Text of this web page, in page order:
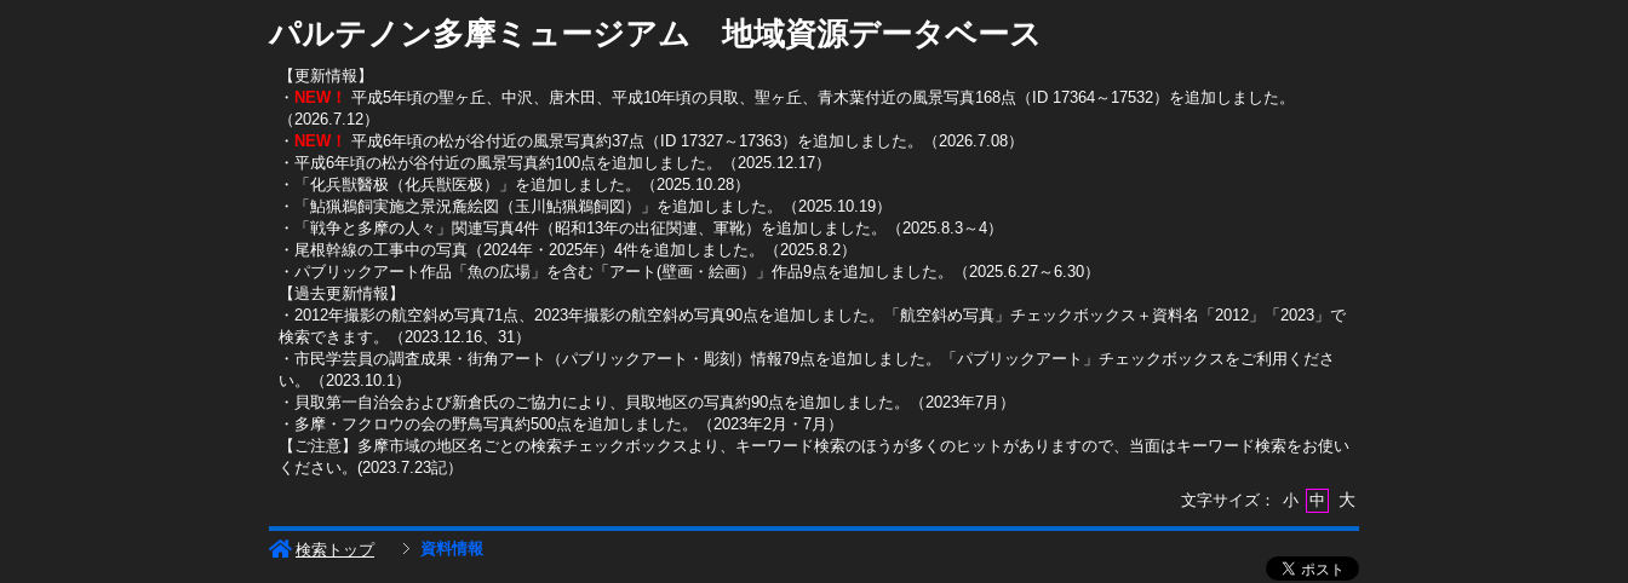
パルテノン多摩ミュージアム 地域資源データベース
【更新情報】
・ NEW！ 平成5年頃の聖ヶ丘、中沢、唐木田、平成10年頃の貝取、聖ヶ丘、青木葉付近の風景写真168点（ID 17364～17532）を追加しました。
（2026.7.12）
・ NEW！ 平成6年頃の松が谷付近の風景写真約37点（ID 17327～17363）を追加しました。（2026.7.08）
・平成6年頃の松が谷付近の風景写真約100点を追加しました。（2025.12.17）
・「化兵獣醫极（化兵獣医极）」を追加しました。（2025.10.28）
・「鮎猟鵜飼実施之景況麁絵図（玉川鮎猟鵜飼図）」を追加しました。（2025.10.19）
​・「戦争と多摩の人々」関連写真4件（昭和13年の出征関連、軍靴）を追加しました。（2025.8.3～4）
​・尾根幹線の工事中の写真（2024年・2025年）4件を追加しました。（2025.8.2）
​・パブリックアート作品「魚の広場」を含む「アート(壁画・絵画）」作品9点を追加しました。（2025.6.27～6.30）
【過去更新情報】
・2012年撮影の航空斜め写真71点、2023年撮影の航空斜め写真90点を追加しました。「航空斜め写真」チェックボックス＋資料名「2012」「2023」で
検索できます。（2023.12.16、31）
​・市民学芸員の調査成果・街角アート（パブリックアート・彫刻）情報79点を追加しました。「パブリックアート」チェックボックスをご利用くださ
い。（2023.10.1）
・貝取第一自治会および新倉氏のご協力により、貝取地区の写真約90点を追加しました。（2023年7月）
・多摩・フクロウの会の野鳥写真約500点を追加しました。（2023年2月・7月）
【ご注意】多摩市域の地区名ごとの検索チェックボックスより、キーワード検索のほうが多くのヒットがありますので、当面はキーワード検索をお使い
ください。(2023.7.23記）
文字サイズ：
小 中 大
検索トップ 資料情報